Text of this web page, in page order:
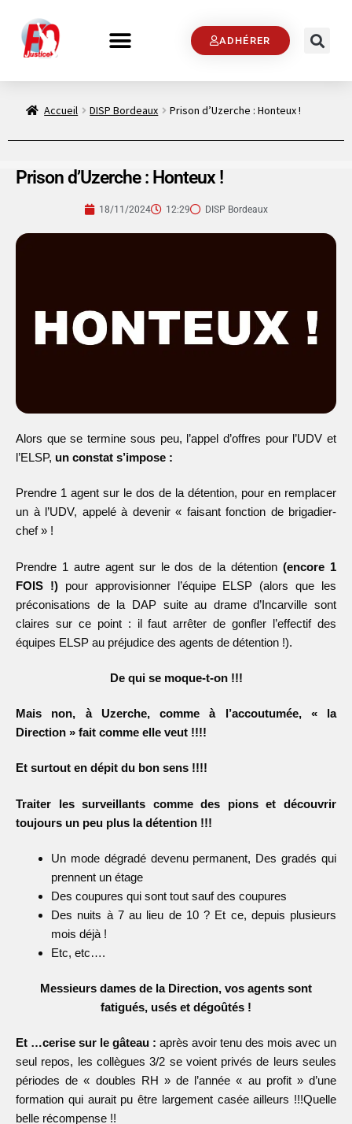
ADHÉRER
Accueil DISP Bordeaux Prison d’Uzerche : Honteux !
Prison d’Uzerche : Honteux !
18/11/2024 12:29 DISP Bordeaux
Alors que se termine sous peu, l’appel d’offres pour l’UDV et
l’ELSP, un constat s’impose :
Prendre 1 agent sur le dos de la détention, pour en remplacer
un à l’UDV, appelé à devenir « faisant fonction de brigadier-
chef » !
Prendre 1 autre agent sur le dos de la détention(encore 1
FOIS !)pour approvisionner l’équipe ELSP (alors que les
préconisations de la DAP suite au drame d’Incarville sont
claires sur ce point : il faut arrêter de gonfler l’effectif des
équipes ELSP au préjudice des agents de détention !).
De qui se moque-t-on !!!
Mais non, à Uzerche, comme à l’accoutumée, « la
Direction » fait comme elle veut !!!!
Et surtout en dépit du bon sens !!!!
Traiter les surveillants comme des pions et découvrir
toujours un peu plus la détention !!!
Un mode dégradé devenu permanent, Des gradés qui
prennent un étage
Des coupures qui sont tout sauf des coupures
Des nuits à 7 au lieu de 10 ? Et ce, depuis plusieurs
mois déjà !
Etc, etc….
Messieurs dames de la Direction, vos agents sont
fatigués, usés et dégoûtés !
Et …cerise sur le gâteau : après avoir tenu des mois avec un
seul repos, les collègues 3/2 se voient privés de leurs seules
périodes de « doubles RH » de l’année « au profit » d’une
formation qui aurait pu être largement casée ailleurs !!!Quelle
belle récompense !!